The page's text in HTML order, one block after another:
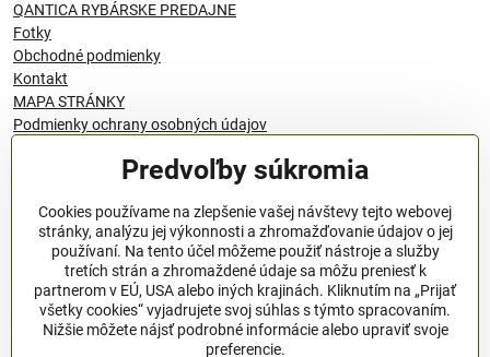
QANTICA RYBÁRSKE PREDAJNE
Fotky
Obchodné podmienky
Kontakt
MAPA STRÁNKY
Podmienky ochrany osobných údajov
© 1996 - 2024 QANTICA S.R.O
Podmienky ochrany osobných údajov
OBCHODNÉ PODMIENKY
Všeobecné nariadenie o bezpečnosti produktov (GPSR), Regulation
Predvoľby súkromia
Cookies používame na zlepšenie vašej návštevy tejto webovej
stránky, analýzu jej výkonnosti a zhromažďovanie údajov o jej
používaní. Na tento účel môžeme použiť nástroje a služby
tretích strán a zhromaždené údaje sa môžu preniesť k
partnerom v EÚ, USA alebo iných krajinách. Kliknutím na „Prijať
všetky cookies“ vyjadrujete svoj súhlas s týmto spracovaním.
Nižšie môžete nájsť podrobné informácie alebo upraviť svoje
preferencie.